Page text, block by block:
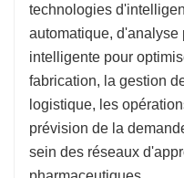
technologies
automatique, d'analyse
intelligente pour
fabrication, la gestion
logistique, les
prévision de la
sein des réseaux